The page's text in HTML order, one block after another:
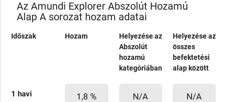
Az Amundi Explorer Abszolút Hozamú
Alap A sorozat hozam adatai
Időszak Hozam
Helyezése az
Abszolút
hozamú
kategóriában
Helyezése az
összes
befektetési
alap között
1 havi 1,8 % N/A N/A